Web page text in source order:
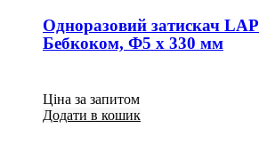
Одноразовий затискач
Бебкоком, Ф5 x 330 мм
Ціна за запитом
Додати в кошик